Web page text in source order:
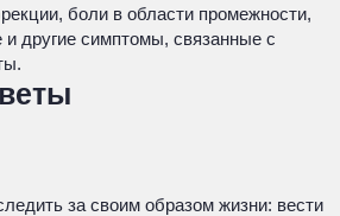
боли в области промежности,
и другие симптомы, связанные с
за своим образом жизни: вести